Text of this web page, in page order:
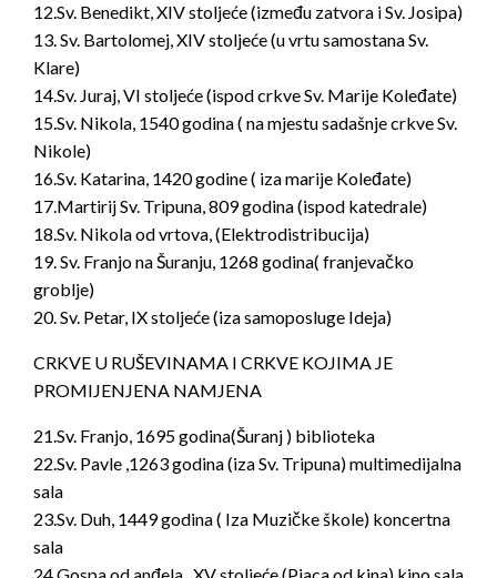
12.Sv. Benedikt, XIV stoljeće (između zatvora i Sv. Josipa)
13. Sv. Bartolomej, XIV stoljeće (u vrtu samostana Sv.
Klare)
14.Sv. Juraj, VI stoljeće (ispod crkve Sv. Marije Koleđate)
15.Sv. Nikola, 1540 godina ( na mjestu sadašnje crkve Sv.
Nikole)
16.Sv. Katarina, 1420 godine ( iza marije Koleđate)
17.Martirij Sv. Tripuna, 809 godina (ispod katedrale)
18.Sv. Nikola od vrtova, (Elektrodistribucija)
19. Sv. Franjo na Šuranju, 1268 godina( franjevačko
groblje)
20. Sv. Petar, IX stoljeće (iza samoposluge Ideja)
CRKVE U RUŠEVINAMA I CRKVE KOJIMA JE
PROMIJENJENA NAMJENA
21.Sv. Franjo, 1695 godina(Šuranj ) biblioteka
22.Sv. Pavle ,1263 godina (iza Sv. Tripuna) multimedijalna
sala
23.Sv. Duh, 1449 godina ( Iza Muzičke škole) koncertna
sala